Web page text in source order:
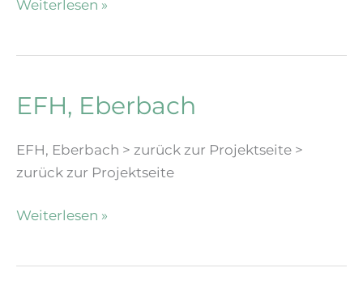
3
Weiterlesen »
EFH, Eberbach
EFH, Eberbach > zurück zur Projektseite >
zurück zur Projektseite
EFH,
Weiterlesen »